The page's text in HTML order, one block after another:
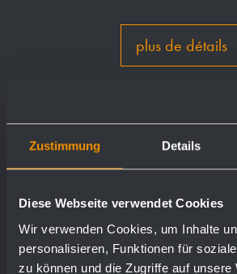
Zustimmung Details
Diese Webseite verwendet Cookies
Wir verwenden Cookies, um Inhalte
personalisieren, Funktionen für
zu können und die Zugriffe auf unsere
plus de détails